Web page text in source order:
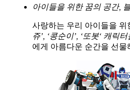
아이들을 위한 꿈의 공간,
사랑하는 우리 아이들을 위
쥬’, ‘콩순이’, ‘또봇‘ 캐릭
에게 아름다운 순간을 선물